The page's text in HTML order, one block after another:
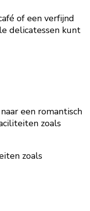
of een verfijnd
delicatessen kunt
een romantisch
zoals
zoals